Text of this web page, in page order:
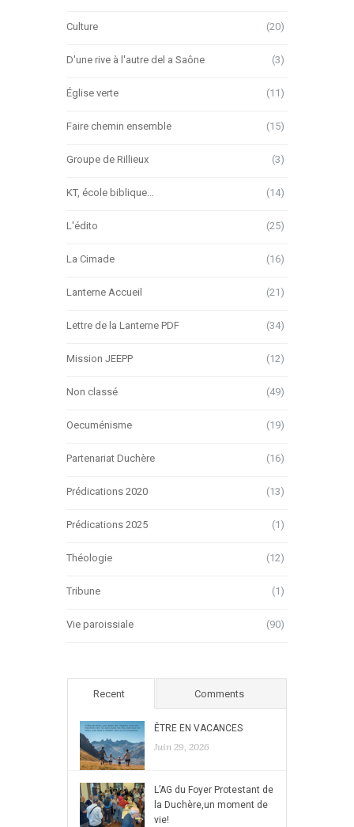
Culture (20)
D'une rive à l'autre del a Saône (3)
Église verte (11)
Faire chemin ensemble (15)
Groupe de Rillieux (3)
KT, école biblique… (14)
L'édito (25)
La Cimade (16)
Lanterne Accueil (21)
Lettre de la Lanterne PDF (34)
Mission JEEPP (12)
Non classé (49)
Oecuménisme (19)
Partenariat Duchère (16)
Prédications 2020 (13)
Prédications 2025 (1)
Théologie (12)
Tribune (1)
Vie paroissiale (90)
Recent Comments
ÊTRE EN VACANCES
Juin 29, 2026
L’AG du Foyer Protestant de
la Duchère,un moment de
vie!